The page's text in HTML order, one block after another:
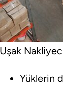
Uşak
Yüklerin